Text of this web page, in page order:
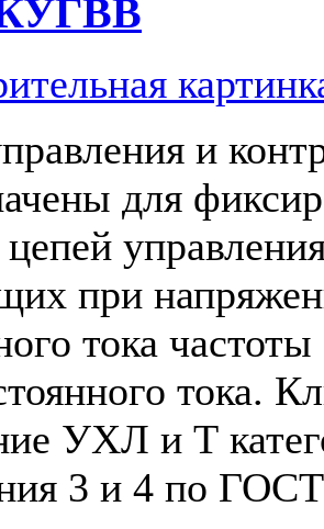
КУГВВ
и
для
при
тока
тока.
УХЛ и Т
3 и 4 по